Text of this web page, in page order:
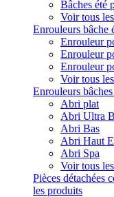
Bâches été
Voir tous
Enrouleurs bâche
Enrouleur
Enrouleur
Enrouleur
Voir tous
Enrouleurs
Abri plat
Abri Ultra
Abri Bas
Abri Haut
Abri Spa
Voir tous
Pièces détachées
les produits